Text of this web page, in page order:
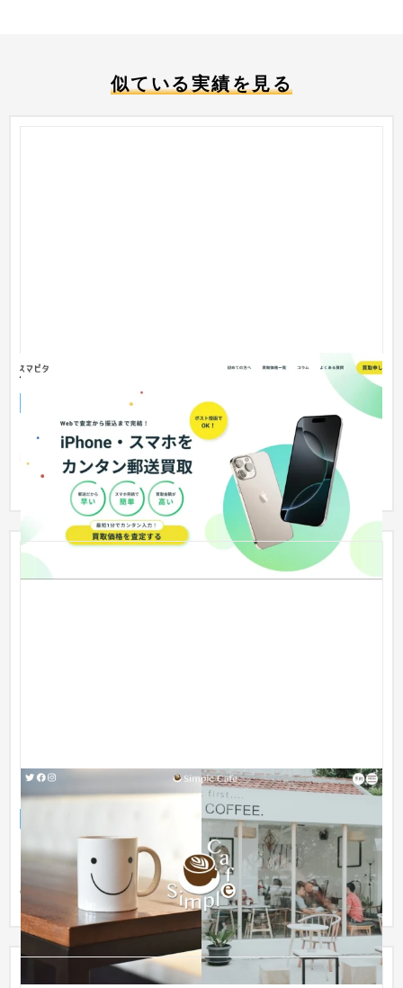
似ている実績を見る
株式会社アークポート様 サービスサイト制作
IT・Webサービス
【制作のポイント】 ・現代的で洗練されたデザインの採用 現代
的で洗練されたデザインを採用し、直感的に操作しやすいレイ
アウト...
カフェサイト（デモサイト）
〜30万円
カフェをイメージしたサンプルのWebサイトを制作しました。
トップページとお知らせページの他、メニューや店舗情報など
のレイ...